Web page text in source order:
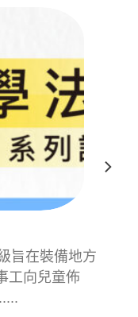
旨在裝備地方
工向兒童佈